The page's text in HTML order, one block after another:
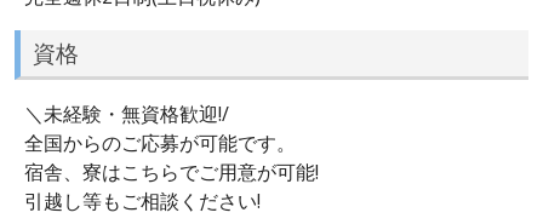
資格
＼未経験・無資格歓迎!/
全国からのご応募が可能です。
宿舎、寮はこちらでご用意が可能!
引越し等もご相談ください!